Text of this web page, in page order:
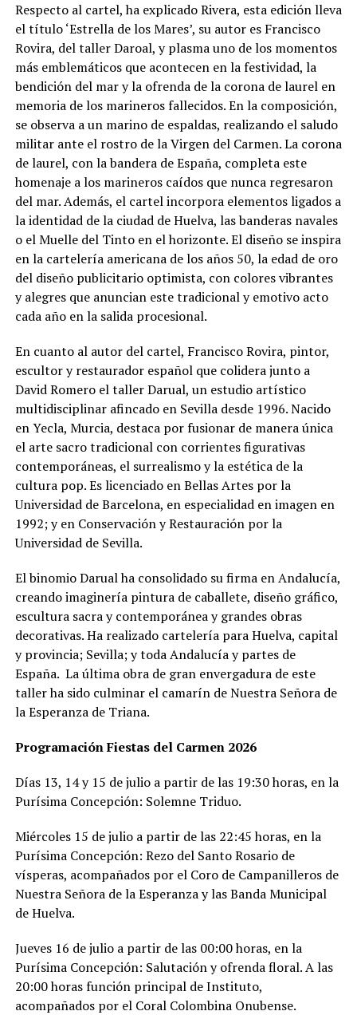
Respecto al cartel, ha explicado Rivera, esta edición lleva
el título ‘Estrella de los Mares’, su autor es Francisco
Rovira, del taller Daroal, y plasma uno de los momentos
más emblemáticos que acontecen en la festividad, la
bendición del mar y la ofrenda de la corona de laurel en
memoria de los marineros fallecidos. En la composición,
se observa a un marino de espaldas, realizando el saludo
militar ante el rostro de la Virgen del Carmen. La corona
de laurel, con la bandera de España, completa este
homenaje a los marineros caídos que nunca regresaron
del mar. Además, el cartel incorpora elementos ligados a
la identidad de la ciudad de Huelva, las banderas navales
o el Muelle del Tinto en el horizonte. El diseño se inspira
en la cartelería americana de los años 50, la edad de oro
del diseño publicitario optimista, con colores vibrantes
y alegres que anuncian este tradicional y emotivo acto
cada año en la salida procesional.
En cuanto al autor del cartel, Francisco Rovira, pintor,
escultor y restaurador español que colidera junto a
David Romero el taller Darual, un estudio artístico
multidisciplinar afincado en Sevilla desde 1996. Nacido
en Yecla, Murcia, destaca por fusionar de manera única
el arte sacro tradicional con corrientes figurativas
contemporáneas, el surrealismo y la estética de la
cultura pop. Es licenciado en Bellas Artes por la
Universidad de Barcelona, en especialidad en imagen en
1992; y en Conservación y Restauración por la
Universidad de Sevilla.
El binomio Darual ha consolidado su firma en Andalucía,
creando imaginería pintura de caballete, diseño gráfico,
escultura sacra y contemporánea y grandes obras
decorativas. Ha realizado cartelería para Huelva, capital
y provincia; Sevilla; y toda Andalucía y partes de
España. La última obra de gran envergadura de este
taller ha sido culminar el camarín de Nuestra Señora de
la Esperanza de Triana.
Programación Fiestas del Carmen 2026
Días 13, 14 y 15 de julio a partir de las 19:30 horas, en la
Purísima Concepción: Solemne Triduo.
Miércoles 15 de julio a partir de las 22:45 horas, en la
Purísima Concepción: Rezo del Santo Rosario de
vísperas, acompañados por el Coro de Campanilleros de
Nuestra Señora de la Esperanza y las Banda Municipal
de Huelva.
Jueves 16 de julio a partir de las 00:00 horas, en la
Purísima Concepción: Salutación y ofrenda floral. A las
20:00 horas función principal de Instituto,
acompañados por el Coral Colombina Onubense.